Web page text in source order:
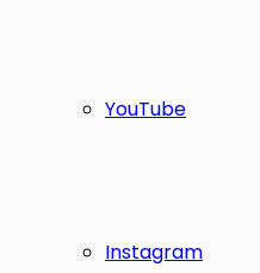
YouTube
Instagram